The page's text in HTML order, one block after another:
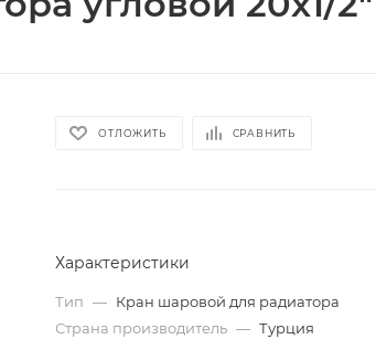
ОТЛОЖИТЬ СРАВНИТЬ
Характеристики
Тип — Кран шаровой для радиатора
Страна производитель — Турция